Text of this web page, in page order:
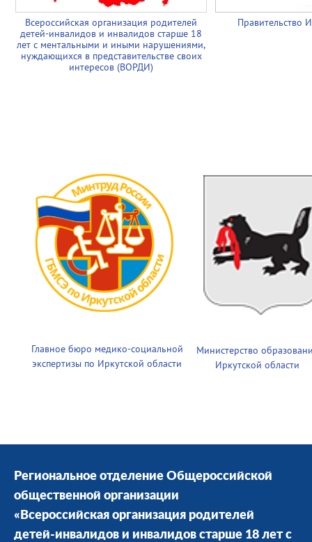
Всероссийская организация родителей
детей-инвалидов и инвалидов старше 18
лет с ментальными и иными нарушениями,
нуждающихся в представительстве своих
интересов (ВОРДИ)
Правительство
Главное бюро медико-социальной
экспертизы по Иркутской области
Министерство
Иркутской области
Региональное отделение Общероссийской
общественной организации
«Всероссийская организация родителей
детей-инвалидов и инвалидов старше 18 лет с